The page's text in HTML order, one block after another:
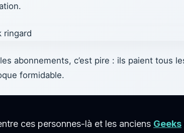
abonnements, c’est pire : ils paient tous
formidable.
ces personnes-là et les anciens Geeks